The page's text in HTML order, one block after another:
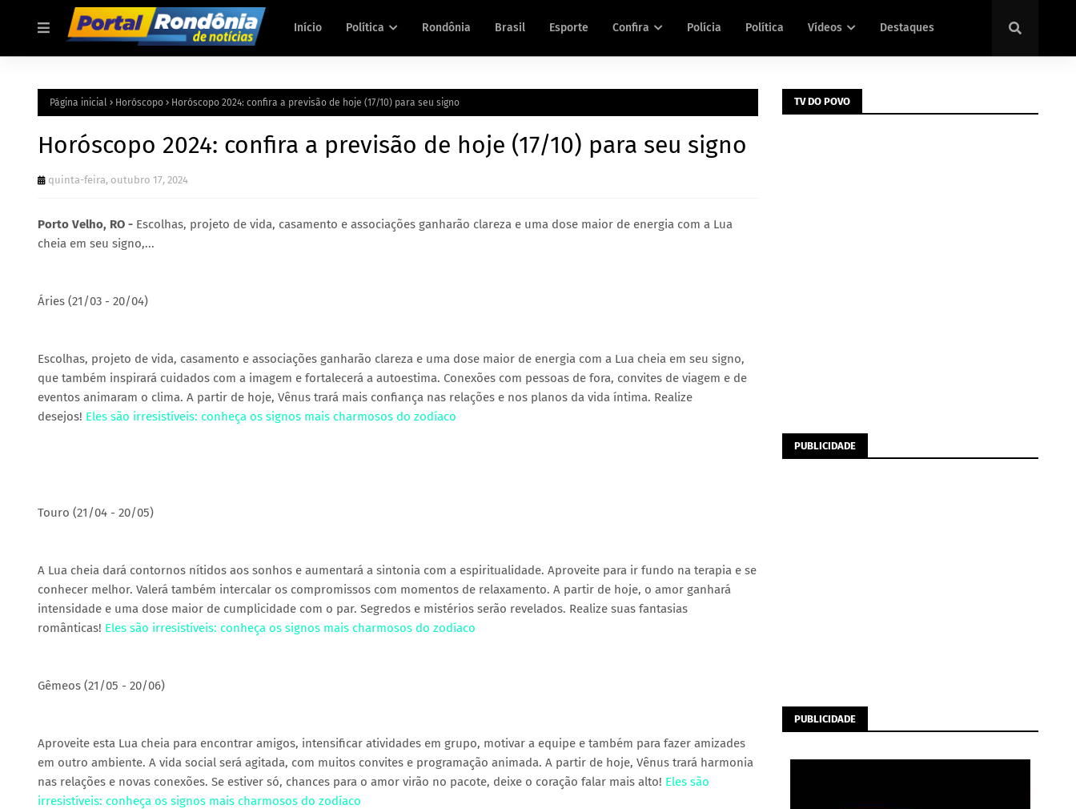
Início Política Rondônia Brasil Esporte Confira Polícia Política Vídeos Destaques
Página inicial Horóscopo Horóscopo 2024: confira a previsão de hoje (17/10) para seu signo
Horóscopo 2024: confira a previsão de hoje (17/10) para seu signo
quinta-feira, outubro 17, 2024
Porto Velho, RO - Escolhas, projeto de vida, casamento e associações ganharão clareza e uma dose maior de energia com a Lua
cheia em seu signo,...
Áries (21/03 - 20/04)
Escolhas, projeto de vida, casamento e associações ganharão clareza e uma dose maior de energia com a Lua cheia em seu signo,
que também inspirará cuidados com a imagem e fortalecerá a autoestima. Conexões com pessoas de fora, convites de viagem e de
eventos animaram o clima. A partir de hoje, Vênus trará mais confiança nas relações e nos planos da vida íntima. Realize
desejos! Eles são irresistíveis: conheça os signos mais charmosos do zodíaco
Touro (21/04 - 20/05)
A Lua cheia dará contornos nítidos aos sonhos e aumentará a sintonia com a espiritualidade. Aproveite para ir fundo na terapia e se
conhecer melhor. Valerá também intercalar os compromissos com momentos de relaxamento. A partir de hoje, o amor ganhará
intensidade e uma dose maior de cumplicidade com o par. Segredos e mistérios serão revelados. Realize suas fantasias
românticas! Eles são irresistíveis: conheça os signos mais charmosos do zodíaco
Gêmeos (21/05 - 20/06)
Aproveite esta Lua cheia para encontrar amigos, intensificar atividades em grupo, motivar a equipe e também para fazer amizades
em outro ambiente. A vida social será agitada, com muitos convites e programação animada. A partir de hoje, Vênus trará harmonia
nas relações e novas conexões. Se estiver só, chances para o amor virão no pacote, deixe o coração falar mais alto! Eles são
irresistíveis: conheça os signos mais charmosos do zodíaco
TV DO POVO
PUBLICIDADE
PUBLICIDADE